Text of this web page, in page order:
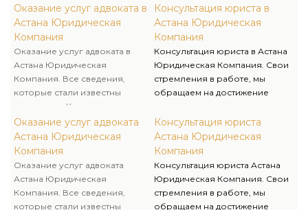
адвокатской тайной и
охраняются Законом. Никто не
имеет права допрашивать
адвоката или требовать
разглашения адвокатской
тайны. Юрист несет личную
неправомерное разглашение
этих данных.
Оказание услуг адвоката в
Астана Юридическая
Компания
Оказание услуг адвоката в
Астана Юридическая
Компания. Все сведения,
которые стали известны
адвокату от Клиента, считаются
адвокатской тайной и
охраняются Законом. Никто не
имеет права допрашивать
адвоката или требовать
разглашения адвокатской
тайны. Юрист несет личную
Оказание услуг адвоката
Астана Юридическая
Компания
Оказание услуг адвоката
Астана Юридическая
Компания. Все сведения,
которые стали известны
итога для клиентов. После
получения консультации, у вас
останется четкий план
действий, для успешного
разрешения своего вопроса.
Консультация адвоката
способствует осуществлению
прав и интересов.
Консультация юриста в
Астана Юридическая
Компания
Консультация юриста в Астана
Юридическая Компания. Свои
стремления в работе, мы
обращаем на достижение
итога для клиентов. После
получения консультации, у вас
останется четкий план
действий, для успешного
разрешения своего вопроса.
Консультация адвоката
способствует осуществлению
Консультация юриста
Астана Юридическая
Компания
Консультация юриста Астана
Юридическая Компания. Свои
стремления в работе, мы
обращаем на достижение